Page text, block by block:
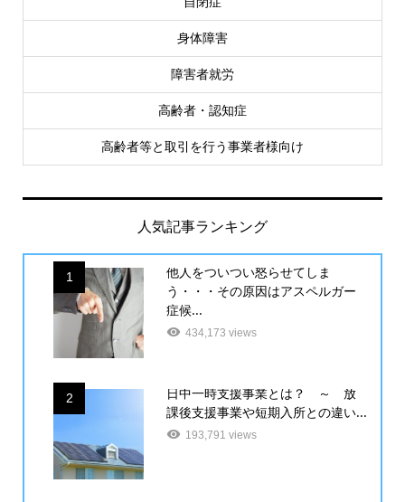
身体障害
障害者就労
高齢者・認知症
高齢者等と取引を行う事業者様向け
人気記事ランキング
1
他人をついつい怒らせてしま
う・・・その原因はアスペルガー
症候...
434,173 views
2
日中一時支援事業とは？ ～ 放
課後支援事業や短期入所との違い...
193,791 views